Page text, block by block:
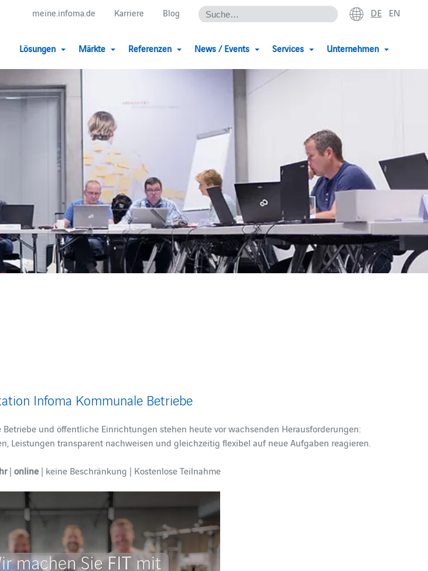
meine.infoma.de Karriere Blog DE EN
Lösungen Märkte Referenzen News / Events Services Unternehmen
Infoma Kommunale Betriebe
Betriebe und öffentliche Einrichtungen stehen heute vor wachsenden Herausforderungen:
Leistungen transparent nachweisen und gleichzeitig flexibel auf neue Aufgaben reagieren.
| online | keine Beschränkung | Kostenlose Teilnahme